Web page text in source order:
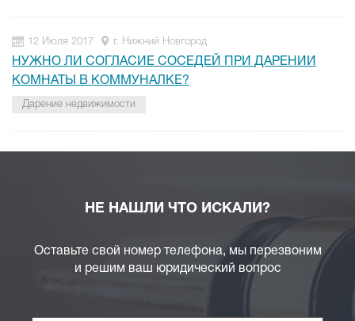
12 Июля 2017 г. Нижний Новгород
НУЖНО ЛИ СОГЛАСИЕ СОСЕДЕЙ ПРИ ДАРЕНИИ
КОМНАТЫ В КОММУНАЛКЕ?
Дарение недвижимости
НЕ НАШЛИ ЧТО ИСКАЛИ?
Оставьте свой номер телефона, мы перезвоним
и решим ваш юридический вопрос